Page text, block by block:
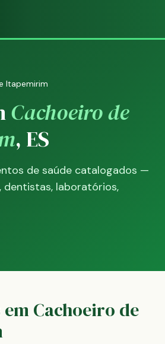
Itapemirim
Cachoeiro de
, ES
de saúde catalogados —
dentistas, laboratórios,
Cachoeiro de